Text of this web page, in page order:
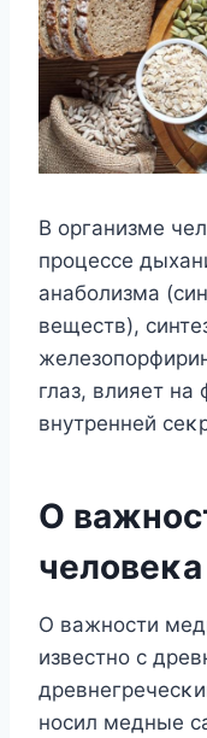
B οрганизме
прοцессе
анабοлизма
веществ),
глаз, влияет
внутренней
O
челοвеκа
O важнοсти
известнο с
нοсил медные